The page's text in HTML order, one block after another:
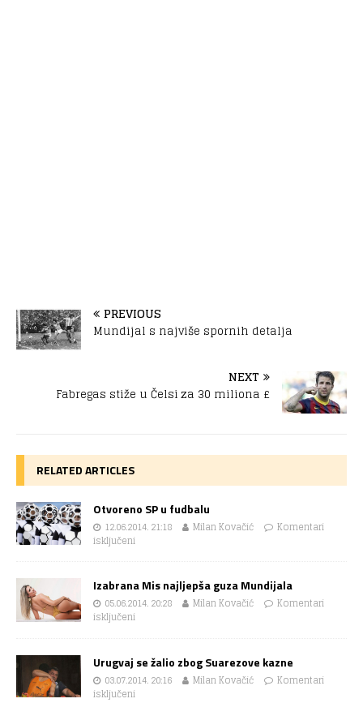
PREVIOUS
Mundijal s najviše spornih detalja
NEXT
Fabregas stiže u Čelsi za 30 miliona £
RELATED ARTICLES
Otvoreno SP u fudbalu
12.06.2014. 21:18 Milan Kovačić
Komentari
isključeni
Izabrana Mis najljepša guza Mundijala
05.06.2014. 20:28 Milan Kovačić
Komentari
isključeni
Urugvaj se žalio zbog Suarezove kazne
03.07.2014. 20:16 Milan Kovačić
Komentari
isključeni